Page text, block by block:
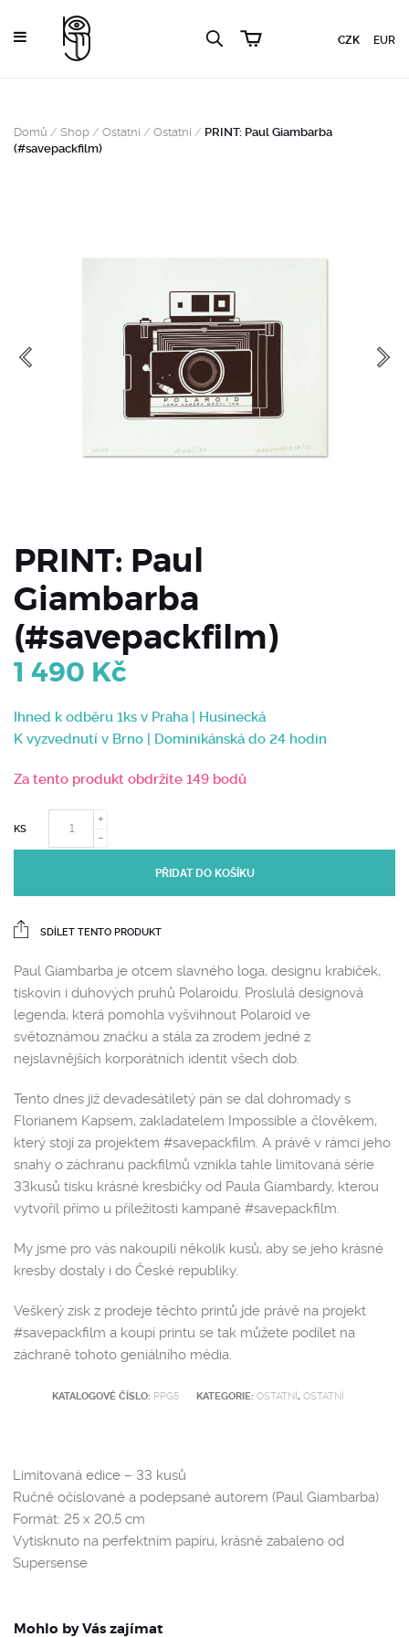
CZK EUR
Domů / Shop / Ostatní / Ostatní / PRINT: Paul Giambarba
(#savepackfilm)
PRINT: Paul
Giambarba
(#savepackfilm)
1 490 Kč
Ihned k odběru 1ks v Praha | Husinecká
K vyzvednutí v Brno | Dominikánská do 24 hodin
Za tento produkt obdržíte 149 bodů
KS
PŘIDAT DO KOŠÍKU
SDÍLET TENTO PRODUKT
Paul Giambarba je otcem slavného loga, designu krabiček,
tiskovin i duhových pruhů Polaroidu. Proslulá designová
legenda, která pomohla vyšvihnout Polaroid ve
světoznámou značku a stála za zrodem jedné z
nejslavnějších korporátních identit všech dob.
Tento dnes již devadesátiletý pán se dal dohromady s
Florianem Kapsem, zakladatelem Impossible a člověkem,
který stojí za projektem #savepackfilm. A právě v rámci jeho
snahy o záchranu packfilmů vznikla tahle limitovaná série
33kusů tisku krásné kresbičky od Paula Giambardy, kterou
vytvořil přímo u příležitosti kampaně #savepackfilm.
My jsme pro vás nakoupili několik kusů, aby se jeho krásné
kresby dostaly i do České republiky.
Veškerý zisk z prodeje těchto printů jde právě na projekt
#savepackfilm a koupí printu se tak můžete podílet na
záchraně tohoto geniálního média.
KATALOGOVÉ ČÍSLO: PPG5 KATEGORIE: OSTATNÍ, OSTATNÍ
Limitovaná edice – 33 kusů
Ručně očíslované a podepsané autorem (Paul Giambarba)
Formát: 25 x 20,5 cm
Vytisknuto na perfektním papíru, krásně zabaleno od
Supersense
Mohlo by Vás zajímat